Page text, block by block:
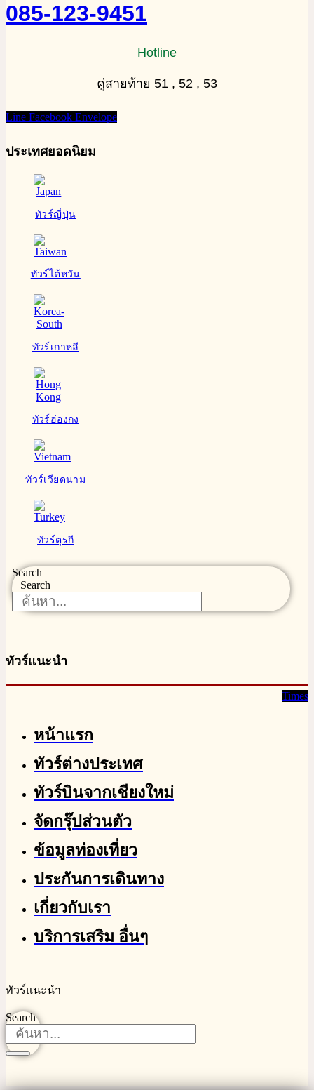
085-123-9451
Hotline
คู่สายท้าย 51 , 52 , 53
Line Facebook Envelope
ประเทศยอดนิยม
ทัวร์ญี่ปุ่น
ทัวร์ไต้หวัน
ทัวร์เกาหลี
ทัวร์ฮ่องกง
ทัวร์เวียดนาม
ทัวร์ตุรกี
Search
Search
ทัวร์แนะนำ
Times
หน้าแรก
ทัวร์ต่างประเทศ
ทัวร์บินจากเชียงใหม่
จัดกรุ๊ปส่วนตัว
ข้อมูลท่องเที่ยว
ประกันการเดินทาง
เกี่ยวกับเรา
บริการเสริม อื่นๆ
ทัวร์แนะนำ
Search